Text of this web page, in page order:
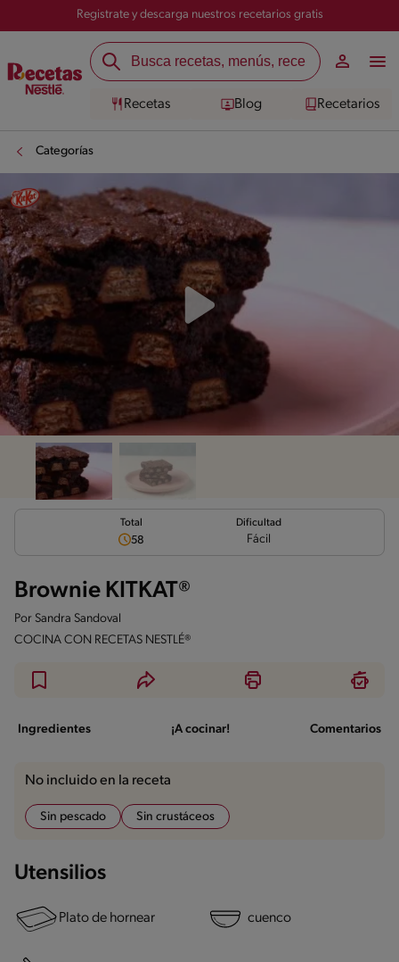
Registrate y descarga nuestros recetarios gratis
Recetas Blog Recetarios
Categorías
Total
58
Dificultad
Fácil
Brownie KITKAT®
Por Sandra Sandoval
COCINA CON RECETAS NESTLÉ®
Ingredientes ¡A cocinar! Comentarios
No incluido en la receta
Sin pescado Sin crustáceos
Utensilios
Plato de hornear cuenco